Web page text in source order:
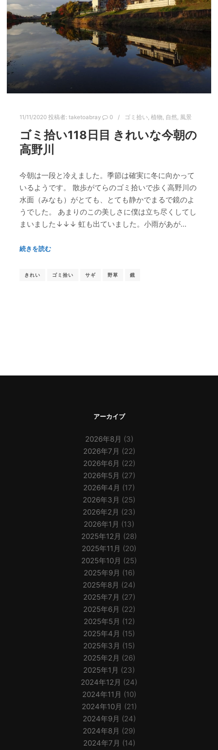
11/11/2020 投稿者: taketoabray 0 ゴミ拾い, 植物, 自然, 風景
ゴミ拾い118日目 きれいな今朝の
高野川
今朝は一段と冷えました。季節は確実に冬に向かって
いるようです。 散歩がてらのゴミ拾いで歩く高野川の
水面（みなも）がとても、とても静かでまるで鏡のよ
うでした。 あまりのこの美しさに僕は立ち尽くしてし
まいました↓↓↓ 虹も出ていました。小雨があが…
続きを読む
きれい ゴミ拾い サギ 野草 鏡
アーカイブ
2026年8月 (3)
2026年7月 (22)
2026年6月 (22)
2026年5月 (27)
2026年4月 (17)
2026年3月 (25)
2026年2月 (23)
2026年1月 (13)
2025年12月 (28)
2025年11月 (20)
2025年10月 (25)
2025年9月 (16)
2025年8月 (24)
2025年7月 (27)
2025年6月 (22)
2025年5月 (12)
2025年4月 (15)
2025年3月 (15)
2025年2月 (26)
2025年1月 (23)
2024年12月 (24)
2024年11月 (10)
2024年10月 (21)
2024年9月 (24)
2024年8月 (29)
2024年7月 (14)